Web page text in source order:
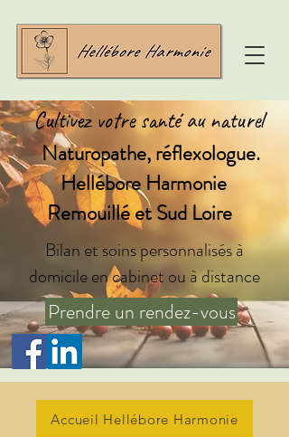
Cultivez votre santé au naturel
Naturopathe, réflexologue.
Hellébore Harmonie
Remouillé et Sud Loire
Bilan et soins personnalisés à
domicile en cabinet ou à distance
Prendre un rendez-vous
Accueil Hellébore Harmonie